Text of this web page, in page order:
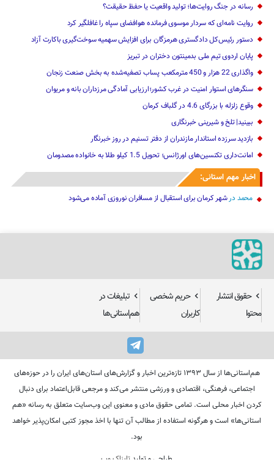
رسانه در جنگ روایت‌ها؛ تولید واقعیت یا حفظ حقیقت؟
روایت نامه‌ای که سردار موسوی فرمانده هوافضای سپاه را غافلگیر کرد
دستور رئیس‌کل دادگستری هرمزگان برای افزایش سهمیه سوخت‌گیری باکارت آزاد
پایان اردوی تیم ملی بدمینتون دختران در تبریز
واگذاری 22 هزار و 450 مترمکعب ‌پساب تصفیه‌شده به بخش صنعت زنجان
سنگرهای استوار امنیت در غرب کشور؛ارزیابی آمادگی مرزداران بانه و مریوان
وقوع زلزله با بزرگای 4.6 در گلباف کرمان
ببینید| تلخ و شیرینی خبرنگاری
بازدید سرزده ‌استاندار مازندران از دفتر تسنیم ‌در روز خبرنگار
امانت‌داری تکنسین‌های اورژانس؛ تحویل 1.5 کیلو طلا به خانواده مصدومان
اخبار مهم استانی:
محمد درشهر کرمان برای استقبال از مسافران نوروزی آماده می‌شود
حقوق انتشار
محتوا
حریم شخصی
کاربران
تبلیغات در
هم‌استانی‌ها
هم‌استانی‌ها از سال ۱۳۹۳ تازه‌ترین اخبار و گزارش‌های استان‌های ایران را در حوزه‌های
اجتماعی، فرهنگی، اقتصادی و ورزشی منتشر می‌کند و مرجعی قابل‌اعتماد برای دنبال
کردن اخبار محلی است. تمامی حقوق مادی و معنوی این وب‌سایت متعلق به رسانه «هم
استانی‌ها» است و هرگونه استفاده از مطالب آن تنها با اخذ مجوز کتبی امکان‌پذیر خواهد
بود.
طراحی و تولید تابناک وب